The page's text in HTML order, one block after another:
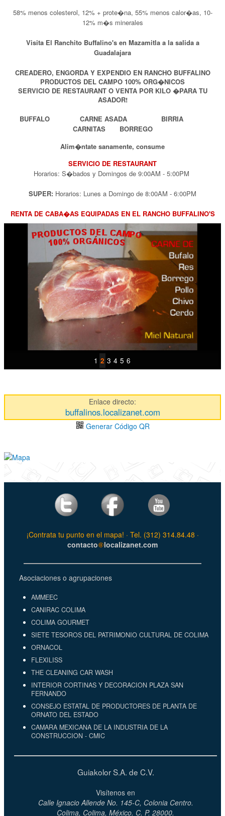
58% menos colesterol, 12% + prote�na, 55% menos calor�as, 10-
12% m�s minerales
Visita El Ranchito Buffalino's en Mazamitla a la salida a
Guadalajara
CREADERO, ENGORDA Y EXPENDIO EN RANCHO BUFFALINO
PRODUCTOS DEL CAMPO 100% ORG�NICOS
SERVICIO DE RESTAURANT O VENTA POR KILO �PARA TU
ASADOR!
BUFFALO CARNE ASADA BIRRIA
CARNITAS BORREGO
Alim�ntate sanamente, consume
SERVICIO DE RESTAURANT
Horarios: S�bados y Domingos de 9:00AM - 5:00PM
SUPER: Horarios: Lunes a Domingo de 8:00AM - 6:00PM
RENTA DE CABA�AS EQUIPADAS EN EL RANCHO BUFFALINO'S
1 2 3 4 5 6
Enlace directo:
buffalinos.localizanet.com
Generar Código QR
¡Contrata tu punto en el mapa! · Tel. (312) 314.84.48 ·
contacto
localizanet.com
Asociaciones o agrupaciones
AMMEEC
CANIRAC COLIMA
COLIMA GOURMET
SIETE TESOROS DEL PATRIMONIO CULTURAL DE COLIMA
ORNACOL
FLEXILISS
THE CLEANING CAR WASH
INTERIOR CORTINAS Y DECORACION PLAZA SAN
FERNANDO
CONSEJO ESTATAL DE PRODUCTORES DE PLANTA DE
ORNATO DEL ESTADO
CAMARA MEXICANA DE LA INDUSTRIA DE LA
CONSTRUCCION - CMIC
Guiakolor S.A. de C.V.
Visítenos en
Calle Ignacio Allende No. 145-C, Colonia Centro.
Colima, Colima, México. C. P. 28000.